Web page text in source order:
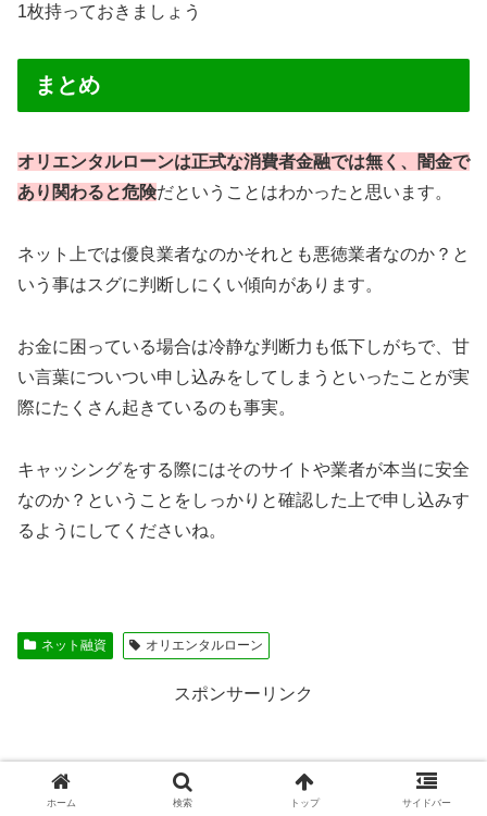
1枚持っておきましょう
まとめ
オリエンタルローンは正式な消費者金融では無く、闇金で
あり関わると危険だということはわかったと思います。
ネット上では優良業者なのかそれとも悪徳業者なのか？と
いう事はスグに判断しにくい傾向があります。
お金に困っている場合は冷静な判断力も低下しがちで、甘
い言葉についつい申し込みをしてしまうといったことが実
際にたくさん起きているのも事実。
キャッシングをする際にはそのサイトや業者が本当に安全
なのか？ということをしっかりと確認した上で申し込みす
るようにしてくださいね。
ネット融資 オリエンタルローン
スポンサーリンク
ホーム 検索 トップ サイドバー